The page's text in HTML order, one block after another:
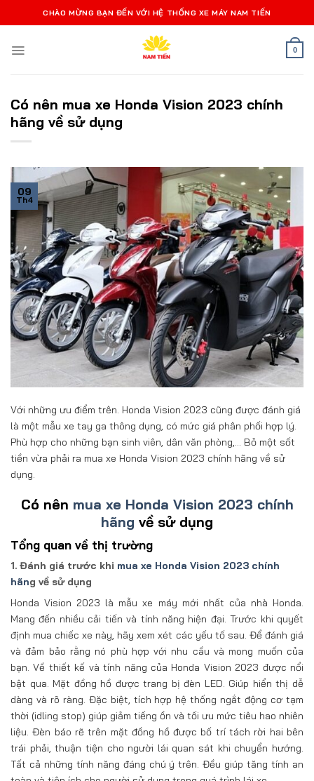
qua
dung
CHÀO MỪNG BẠN ĐẾN VỚI HỆ THỐNG XE MÁY NAM TIẾN
0
Có nên mua xe Honda Vision 2023 chính
hãng về sử dụng
09
Th4
Với những ưu điểm trên. Honda Vision 2023 cũng được đánh giá
là một mẫu xe tay ga thông dụng, có mức giá phân phối hợp lý.
Phù hợp cho những bạn sinh viên, dân văn phòng,… Bỏ một sốt
tiền vừa phải ra mua xe Honda Vision 2023 chính hãng về sử
dụng.
Có nên mua xe Honda Vision 2023 chính
hãng về sử dụng
Tổng quan về thị trường
1. Đánh giá trước khi mua xe Honda Vision 2023 chính
hãng về sử dụng
Honda Vision 2023 là mẫu xe máy mới nhất của nhà Honda.
Mang đến nhiều cải tiến và tính năng hiện đại. Trước khi quyết
định mua chiếc xe này, hãy xem xét các yếu tố sau. Để đánh giá
và đảm bảo rằng nó phù hợp với nhu cầu và mong muốn của
bạn. Về thiết kế và tính năng của Honda Vision 2023 được nổi
bật qua. Mặt đồng hồ được trang bị đèn LED. Giúp hiển thị dễ
dàng và rõ ràng. Đặc biệt, tích hợp hệ thống ngắt động cơ tạm
thời (idling stop) giúp giảm tiếng ồn và tối ưu mức tiêu hao nhiên
liệu. Đèn báo rẽ trên mặt đồng hồ được bố trí tách rời hai bên
trái phải, thuận tiện cho người lái quan sát khi chuyển hướng.
Tất cả những tính năng đáng chú ý trên. Đều giúp tăng tính an